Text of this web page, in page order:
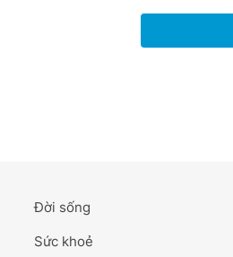
Đời sống
Sức khoẻ